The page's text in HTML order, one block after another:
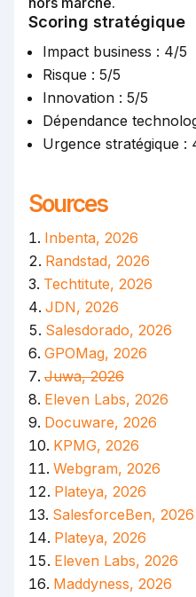
Scoring stratégique
Impact business : 4/5
Risque : 5/5
Innovation : 5/5
Dépendance
Urgence stratégique :
Sources
Inbenta, 2026
Randstad, 2026
Techtitute, 2026
JDN, 2026
Salesdorado, 2026
GPOMag, 2026
Juwa, 2026
Eleven Labs, 2026
Docuware, 2026
KPMG, 2026
Webgram, 2026
Plateya, 2026
SalesforceBen, 2026
Plateya, 2026
Eleven Labs, 2026
Maddyness, 2026